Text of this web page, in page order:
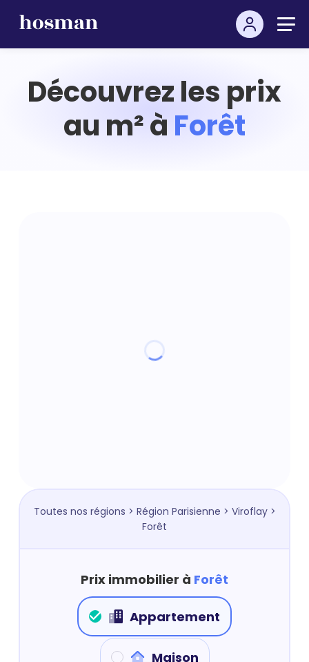
Découvrez les prix
au m² à Forêt
Toutes nos régions > Région Parisienne > Viroflay>
Forêt
Prix immobilier à Forêt
Appartement
Maison